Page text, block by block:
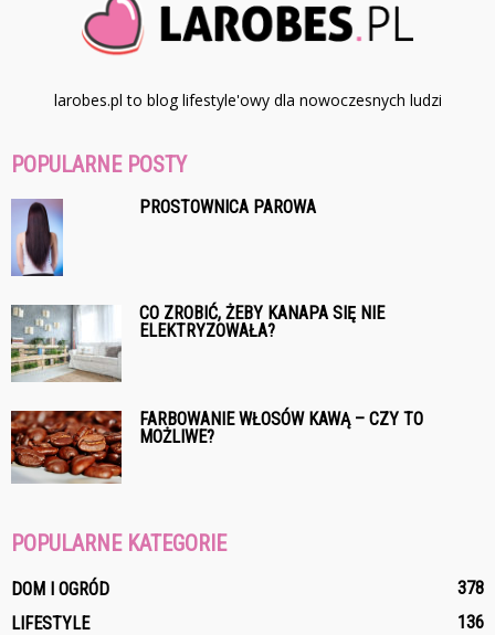
larobes.pl to blog lifestyle'owy dla nowoczesnych ludzi
POPULARNE POSTY
PROSTOWNICA PAROWA
CO ZROBIĆ, ŻEBY KANAPA SIĘ NIE
ELEKTRYZOWAŁA?
FARBOWANIE WŁOSÓW KAWĄ – CZY TO
MOŻLIWE?
POPULARNE KATEGORIE
DOM I OGRÓD
378
LIFESTYLE
136